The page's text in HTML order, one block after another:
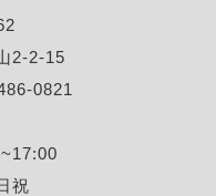
2-2-15
0821
祝